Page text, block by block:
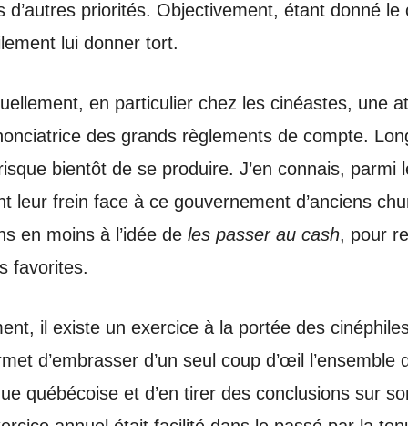
d’autres priorités. Objectivement, étant donné le
lui donner tort.
en particulier chez les cinéastes, une
des grands règlements de compte.
bientôt de se produire. J’en connais, parmi
leur frein face à ce gouvernement d’anciens
en moins à l’idée de les passer au cash, pour
favorites.
il existe un exercice à la portée des
d’embrasser d’un seul coup d’œil l’ensemble
québécoise et d’en tirer des conclusions sur